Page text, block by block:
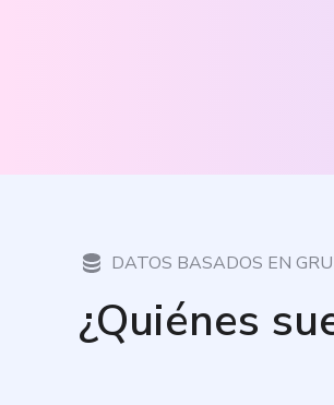
DATOS BASADOS EN
¿Quiénes